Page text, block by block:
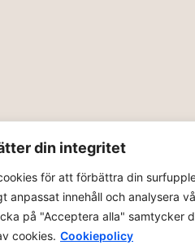
din integritet
för att förbättra din
anpassat innehåll och analysera
på "Acceptera alla" samtycker
cookies. Cookiepolicy